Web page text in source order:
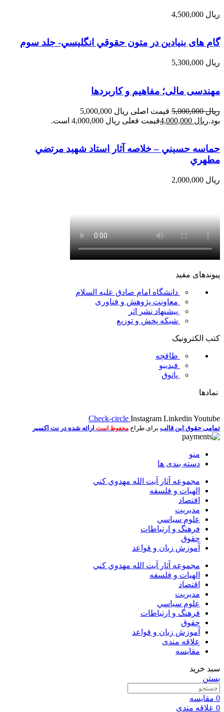
ریال
گام های بنیادین در متون حقوقي انگليسي- جلد سوم
ریال
مهندسی مالی؛ مفاهیم و کاربردها
ریال5,000,000
قیمت اصلی ریال 5,000,000
بود.ریال قیمت فعلی ریال 4,000,000 است.
حماسه حسيني – خلاصه آثار استاد شهيد مرتضي
مطهري
ریال
پیوندهای مفید
دانشگاه امام صادق علیه السلام
معاونت پژوهش و فناوری
پیشنهاد نشر اثر
شبکه پخش و توزیع
کتب الکترونیک
طاقچه
فیدیبو
پاتوق
نمادها
Check-circle Instagram Linkedin Youtube
تمامی حقوق این قالب برای طراح محفوظ است ارائه شده در نت اکسیر
منو
دسته بندی ها
مجموعه آثار آيت الله مهدوي كني
الهیات و فلسفه
اقتصاد
مديريت
علوم سياسي
فرهنگ و ارتباطات
حقوق
آموزش زبان و قواعد
مجموعه آثار آيت الله مهدوي كني
الهیات و فلسفه
اقتصاد
مديريت
علوم سياسي
فرهنگ و ارتباطات
حقوق
آموزش زبان و قواعد
علاقه مندی
مقایسه
سبد خرید
بستن
0 مقایسه
0 علاقه مندی